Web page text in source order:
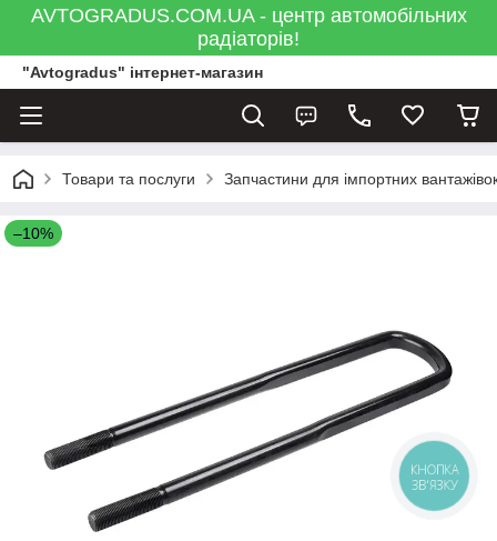
AVTOGRADUS.COM.UA - центр автомобільних
радіаторів!
"Avtogradus" інтернет-магазин
Товари та послуги Запчастини для імпортних
–10%
КНОПКА
ЗВ'ЯЗКУ